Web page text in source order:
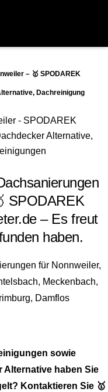
– 🥇 SPODAREK
Dachreinigung
SPODAREK
– Es freut
haben.
sowie
Alternative haben Sie
Kontaktieren Sie 🥇